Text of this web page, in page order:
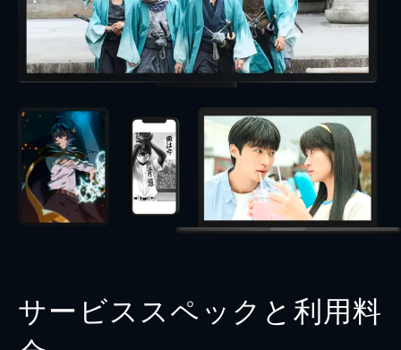
サービススペックと利用料